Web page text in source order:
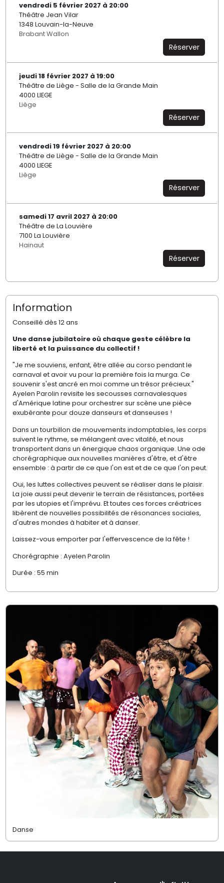
vendredi 5 février 2027 à 20:00
Théâtre Jean Vilar
1348 Louvain-la-Neuve
Brabant Wallon
Réserver
jeudi 18 février 2027 à 19:00
Théâtre de Liège - Salle de la Grande Main
4000 LIEGE
Liège
Réserver
vendredi 19 février 2027 à 20:00
Théâtre de Liège - Salle de la Grande Main
4000 LIEGE
Liège
Réserver
samedi 17 avril 2027 à 20:00
Théâtre de La Louvière
7100 La Louvière
Hainaut
Réserver
Information
Conseillé dès 12 ans
Une danse jubilatoire où chaque geste célèbre la
liberté et la puissance du collectif !
"Je me souviens, enfant, être allée au corso pendant le
carnaval et avoir vu pour la première fois la murga. Ce
souvenir s'est ancré en moi comme un trésor précieux."
Ayelen Parolin revisite les secousses carnavalesques
d'Amérique latine pour orchestrer sur scène une pièce
exubérante pour douze danseurs et danseuses !
Dans un tourbillon de mouvements indomptables, les corps
suivent le rythme, se mélangent avec vitalité, et nous
transportent dans un énergique chaos organique. Une ode
chorégraphique aux nouvelles manières d'être, et d'être
ensemble : à partir de ce que l'on est et de ce que l'on peut.
Oui, les luttes collectives peuvent se réaliser dans le plaisir.
La joie aussi peut devenir le terrain de résistances, portées
par les utopies et l'imprévu. Et toutes ces forces créatrices
libèrent de nouvelles possibilités de résonances sociales,
d'autres mondes à habiter et à danser.
Laissez-vous emporter par l'effervescence de la fête !
Chorégraphie : Ayelen Parolin
Durée : 55 min
Danse